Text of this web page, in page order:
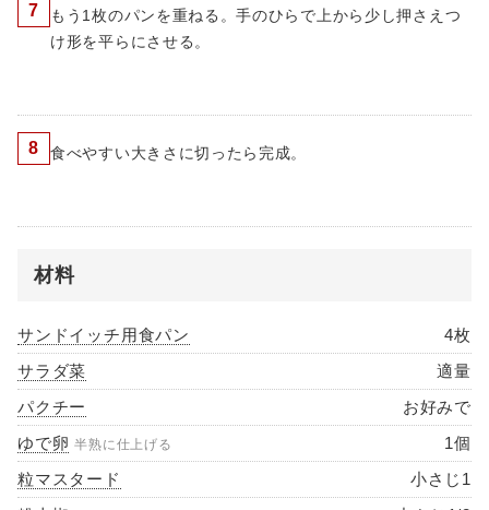
7
もう1枚のパンを重ねる。手のひらで上から少し押さえつ
け形を平らにさせる。
8 食べやすい大きさに切ったら完成。
材料
サンドイッチ用食パン
4枚
サラダ菜
適量
パクチー
お好みで
ゆで卵 半熟に仕上げる
1個
粒マスタード
小さじ1